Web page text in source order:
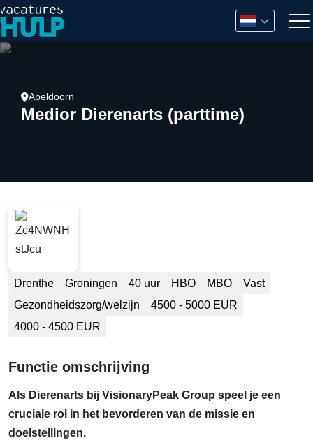
Apeldoorn
Medior Dierenarts (parttime)
Drenthe Groningen 40 uur HBO MBO
Vast
Gezondheidszorg/welzijn
4500 - 5000 EUR
4000 - 4500 EUR
Functie omschrijving
Als Dierenarts bij VisionaryPeak Group speel je een
cruciale rol in het bevorderen van de missie en
doelstellingen.